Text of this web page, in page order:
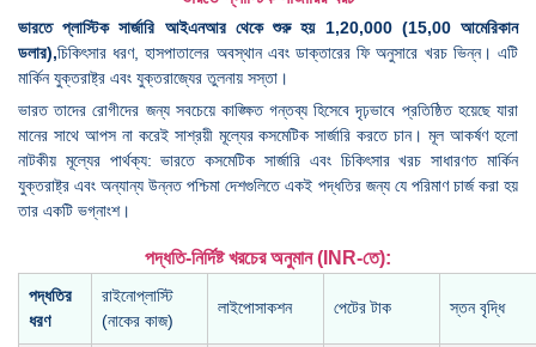
ভারতে প্লাস্টিক সার্জারি আইএনআর থেকে শুরু হয় 1,20,000 (15,00 আমেরিকান
ডলার),চিকিৎসার ধরণ, হাসপাতালের অবস্থান এবং ডাক্তারের ফি অনুসারে খরচ ভিন্ন। এটি
মার্কিন যুক্তরাষ্ট্র এবং যুক্তরাজ্যের তুলনায় সস্তা।
ভারত তাদের রোগীদের জন্য সবচেয়ে কাঙ্ক্ষিত গন্তব্য হিসেবে দৃঢ়ভাবে প্রতিষ্ঠিত হয়েছে যারা
মানের সাথে আপস না করেই সাশ্রয়ী মূল্যের কসমেটিক সার্জারি করতে চান। মূল আকর্ষণ হলো
নাটকীয় মূল্যের পার্থক্য: ভারতে কসমেটিক সার্জারি এবং চিকিৎসার খরচ সাধারণত মার্কিন
যুক্তরাষ্ট্র এবং অন্যান্য উন্নত পশ্চিমা দেশগুলিতে একই পদ্ধতির জন্য যে পরিমাণ চার্জ করা হয়
তার একটি ভগ্নাংশ।
পদ্ধতি-নির্দিষ্ট খরচের অনুমান (INR-তে):
পদ্ধতির
ধরণ
রাইনোপ্লাস্টি
(নাকের কাজ)
লাইপোসাকশন পেটের টাক স্তন বৃদ্ধি